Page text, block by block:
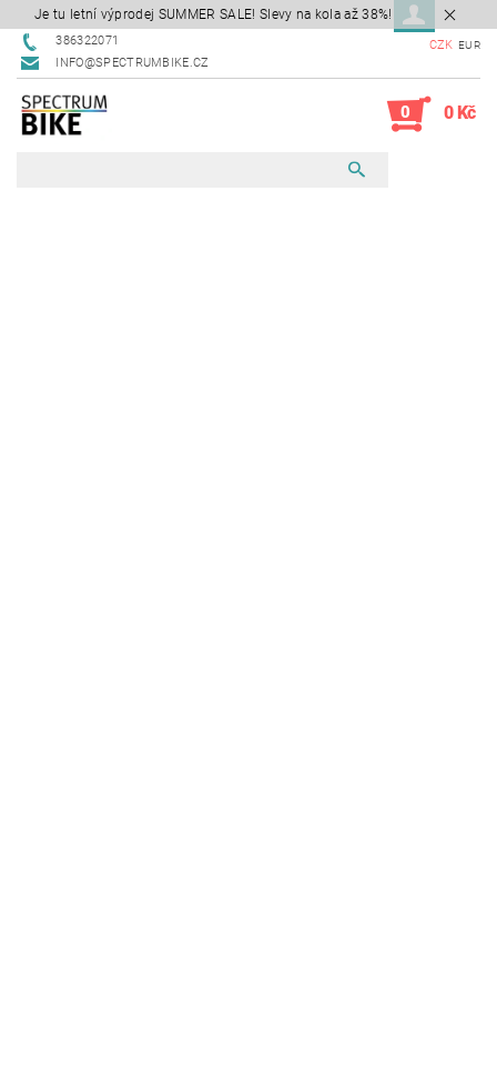
Je tu letní výprodej SUMMER SALE! Slevy na kola až 38%!
386322071
INFO@SPECTRUMBIKE.CZ
CZK EUR
0 0 Kč